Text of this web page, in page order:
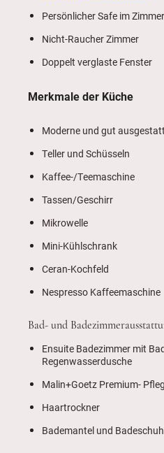
Persönlicher Safe im Zimmer
Nicht-Raucher Zimmer
Doppelt verglaste Fenster
Merkmale der Küche
Moderne und gut
Teller und Schüsseln
Kaffee-/Teemaschine
Tassen/Geschirr
Mikrowelle
Mini-Kühlschrank
Ceran-Kochfeld
Nespresso Kaffeemaschine
Bad- und
Ensuite Badezimmer mit
Regenwasserdusche
Malin+Goetz Premium-
Haartrockner
Bademantel und